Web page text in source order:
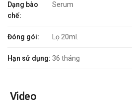
Dạng bào
chế:
Serum
Đóng gói: Lọ 20ml.
Hạn sử dụng: 36 tháng
Video